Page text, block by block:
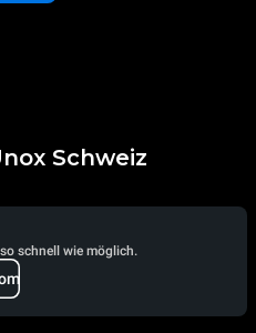
Schweiz
schnell wie möglich.